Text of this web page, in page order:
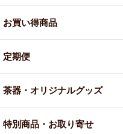
お買い得商品
定期便
茶器・オリジナルグッズ
特別商品・お取り寄せ